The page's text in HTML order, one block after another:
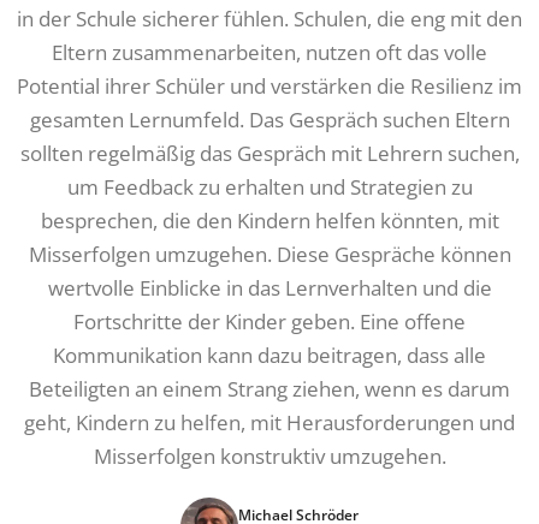
in der Schule sicherer fühlen. Schulen, die eng mit den
Eltern zusammenarbeiten, nutzen oft das volle
Potential ihrer Schüler und verstärken die Resilienz im
gesamten Lernumfeld. Das Gespräch suchen Eltern
sollten regelmäßig das Gespräch mit Lehrern suchen,
um Feedback zu erhalten und Strategien zu
besprechen, die den Kindern helfen könnten, mit
Misserfolgen umzugehen. Diese Gespräche können
wertvolle Einblicke in das Lernverhalten und die
Fortschritte der Kinder geben. Eine offene
Kommunikation kann dazu beitragen, dass alle
Beteiligten an einem Strang ziehen, wenn es darum
geht, Kindern zu helfen, mit Herausforderungen und
Misserfolgen konstruktiv umzugehen.
Michael Schröder